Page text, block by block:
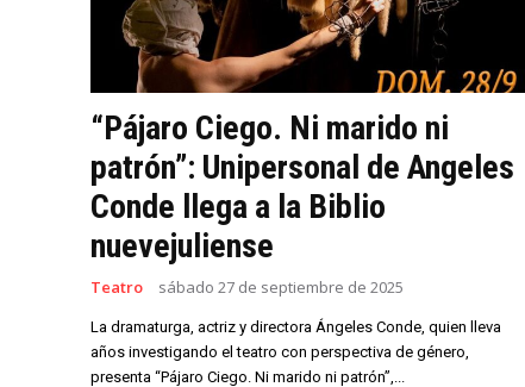
“Pájaro Ciego. Ni marido ni
patrón”: Unipersonal de Angeles
Conde llega a la Biblio
nuevejuliense
Teatro sábado 27 de septiembre de 2025
La dramaturga, actriz y directora Ángeles Conde, quien lleva
años investigando el teatro con perspectiva de género,
presenta “Pájaro Ciego. Ni marido ni patrón”,...